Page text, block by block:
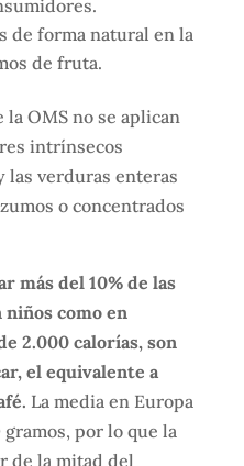
de forma natural en la
de fruta.
la OMS no se aplican
intrínsecos
las verduras enteras
o concentrados
más del 10% de las
como en
2.000 calorías, son
el equivalente a
La media en Europa
por lo que la
de la mitad del